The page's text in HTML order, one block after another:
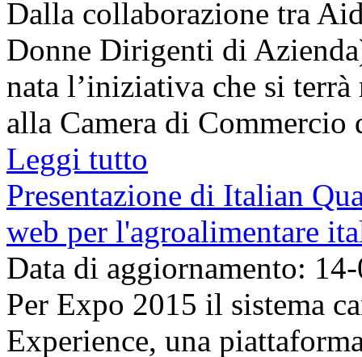
Dalla collaborazione tra
Donne Dirigenti di
nata l’iniziativa che si
alla Camera di
Leggi tutto
Presentazione di Italian
web per l'agroalimentare
Data di aggiornamento:
Per Expo 2015 il sistema
Experience, una